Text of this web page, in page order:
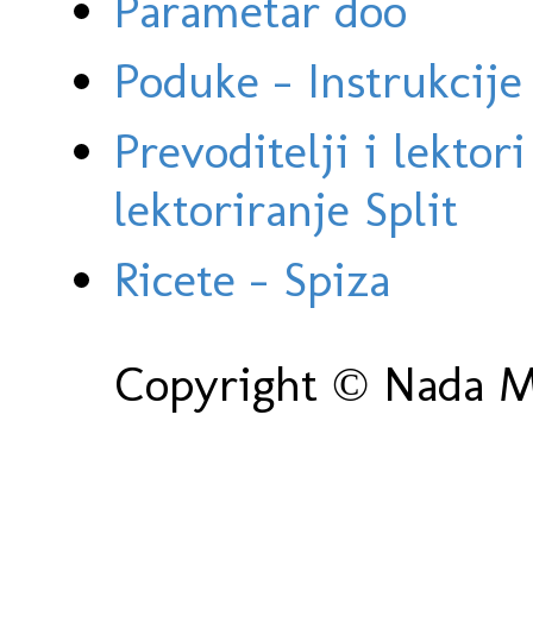
Poduke -
Prevoditelji i
lektoriranje Split
Ricete - Spiza
Copyright © Nada